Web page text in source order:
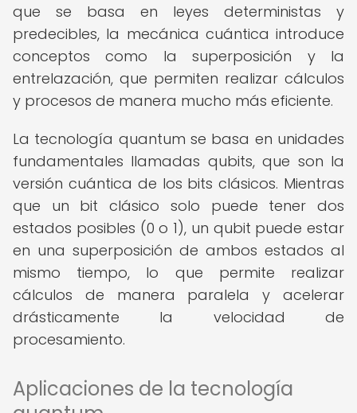
que se basa en leyes deterministas y
predecibles, la mecánica cuántica introduce
conceptos como la superposición y la
entrelazación, que permiten realizar cálculos
y procesos de manera mucho más eficiente.
La tecnología quantum se basa en unidades
fundamentales llamadas qubits, que son la
versión cuántica de los bits clásicos. Mientras
que un bit clásico solo puede tener dos
estados posibles (0 o 1), un qubit puede estar
en una superposición de ambos estados al
mismo tiempo, lo que permite realizar
cálculos de manera paralela y acelerar
drásticamente la velocidad de
procesamiento.
Aplicaciones de la tecnología